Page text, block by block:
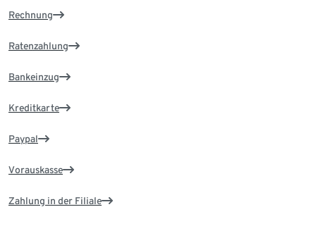
Rechnung
Ratenzahlung
Bankeinzug
Kreditkarte
Paypal
Vorauskasse
Zahlung in der Filiale